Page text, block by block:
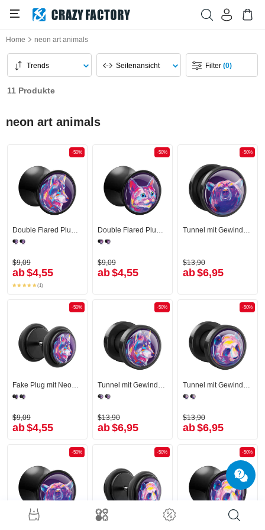
Home neon art animals
Trends Seitenansicht Filter(0)
11 Produkte
neon art animals
-50%
Double Flared Plug (Acryl, schwarz) mit Wolf-Design
$9,09
ab$4,55
(1)
-50%
Double Flared Plug (Acryl, schwarz) mit Katzen-Design
$9,09
ab$4,55
-50%
Tunnel mit Gewinde (Acryl, schwarz) mit Bären-Design
$13,90
ab$6,95
-50%
$9,09
ab$4,55
-50%
$13,90
ab$6,95
-50%
$13,90
ab$6,95
-50% -50% -50%